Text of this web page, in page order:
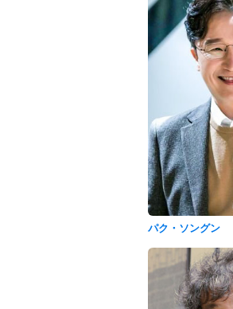
パク・ソングン